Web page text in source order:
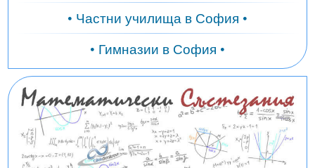
• Частни училища в София •
• Гимназии в София •